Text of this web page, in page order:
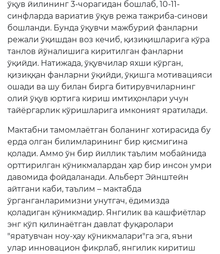
ўқув йилининг 3-чорагидан бошлаб, 10-11-
синфларда вариатив ўқув режа тажриба-синови
бошланди. Бунда ўқувчи мажбурий фанларни
режали ўқишдан воз кечиб, қизиқишларига кўра
танлов йўналишига киритилган фанларни
ўқийди. Натижада, ўқувчилар яхши кўрган,
қизиққан фанларни ўқийди, ўқишга мотивацияси
ошади ва шу билан бирга битирувчиларнинг
олий ўқув юртига кириш имтиҳонлари учун
тайёргарлик кўришларига имконият яратилади.
Мактабни тамомлаётган боланинг хотирасида бу
ерда олган билимларининг бир қисмигина
қолади. Аммо ўн бир йиллик таълим мобайнида
орттирилган кўникмалардан ҳар бир инсон умри
давомида фойдаланади. Альберт Эйнштейн
айтгани каби, таълим – мактабда
ўрганганларимизни унутгач, ёдимизда
қоладиган кўникмадир. Янгилик ва кашфиётлар
энг кўп қилинаётган давлат фуқаролари
"яратувчан ноу-ҳау кўникмалари"га эга, яъни
улар инновацион фикрлаб, янгилик киритиш